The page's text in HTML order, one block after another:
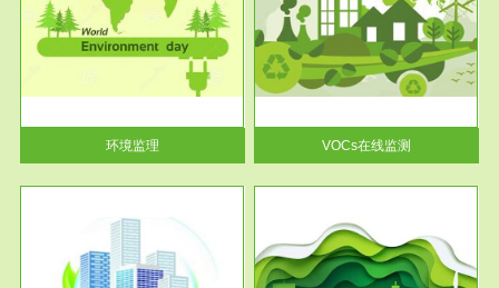
环境监理
VOCs在线监测
根据《重点区域大气污染防
治“十二五”规划》有机废气净化
率达...
VOCs在线监测
服务范围